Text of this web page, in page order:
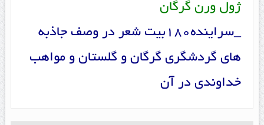
ژول ورن گرگان
_سراینده180بیت شعر در وصف جاذبه
های گردشگری گرگان و گلستان و مواهب
خداوندی در آن